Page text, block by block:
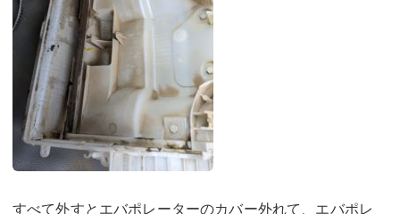
すべて外すとエバポレーターのカバー外れて、エバポレ